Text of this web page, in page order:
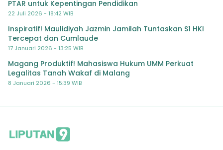
PTAR untuk Kepentingan Pendidikan
22 Juli 2026 - 18:42 WIB
Inspiratif! Maulidiyah Jazmin Jamilah Tuntaskan S1 HKI
Tercepat dan Cumlaude
17 Januari 2026 - 13:25 WIB
Magang Produktif! Mahasiswa Hukum UMM Perkuat
Legalitas Tanah Wakaf di Malang
8 Januari 2026 - 15:39 WIB